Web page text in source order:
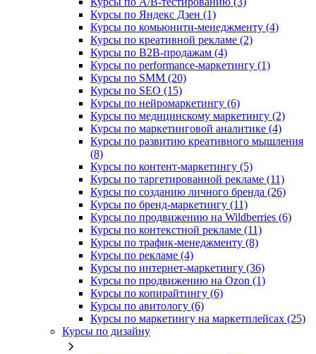
Курсы по Яндекс Дзен (1)
Курсы по комьюнити-менеджменту (4)
Курсы по креативной рекламе (2)
Курсы по B2B-продажам (4)
Курсы по performance-маркетингу (1)
Курсы по SMM (20)
Курсы по SEO (15)
Курсы по нейромаркетингу (6)
Курсы по медицинскому маркетингу (2)
Курсы по маркетинговой аналитике (4)
Курсы по развитию креативного мышления
(8)
Курсы по контент-маркетингу (5)
Курсы по таргетированной рекламе (11)
Курсы по созданию личного бренда (26)
Курсы по бренд-маркетингу (11)
Курсы по продвижению на Wildberries (6)
Курсы по контекстной рекламе (11)
Курсы по трафик-менеджменту (8)
Курсы по рекламе (4)
Курсы по интернет-маркетингу (36)
Курсы по продвижению на Ozon (1)
Курсы по копирайтингу (6)
Курсы по авитологу (6)
Курсы по маркетингу на маркетплейсах (25)
Курсы по дизайну